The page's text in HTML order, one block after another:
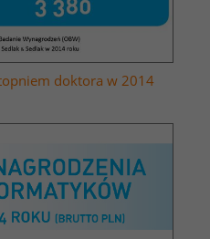
doktora w 2014